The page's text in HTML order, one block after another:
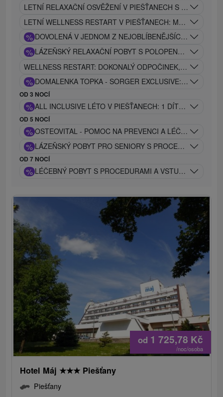
LETNÍ RELAXAČNÍ OSVĚŽENÍ V PIEŠŤANECH S
LETNÍ WELLNESS RESTART V PIEŠŤANECH: MASÁŽ,
% DOVOLENÁ V JEDNOM Z NEJOBLÍBENĚJŠÍCH
% LÁZEŇSKÝ RELAXAČNÍ POBYT S POLOPENZÍ,
WELLNESS RESTART: DOKONALÝ ODPOČINEK, KTERÝ
% DOMALENKA TOPKA - SORGER EXCLUSIVE:
OD 3 NOCÍ
% ALL INCLUSIVE LÉTO V PIEŠŤANECH: 1 DÍTĚ DO 12
OD 5 NOCÍ
% OSTEOVITAL - POMOC NA PREVENCI A LÉČBU
% LÁZEŇSKÝ POBYT PRO SENIORY S PROCEDURAMI A
OD 7 NOCÍ
% LÉČEBNÝ POBYT S PROCEDURAMI A VSTUPEM DO
od 1 725,78 Kč
/noc/osoba
Hotel Máj ★★★ Piešťany
Piešťany